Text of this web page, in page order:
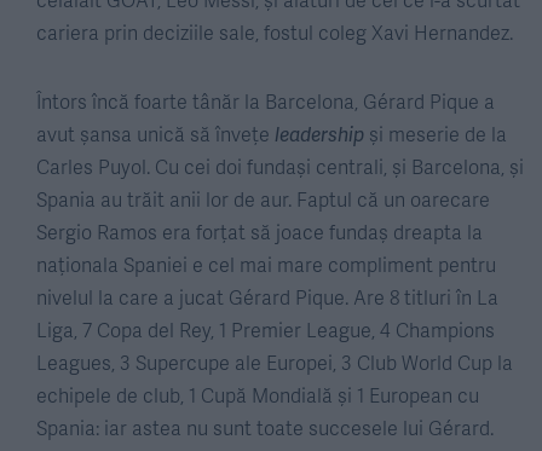
cariera prin deciziile sale, fostul coleg Xavi Hernandez.
Întors încă foarte tânăr la Barcelona, Gérard Pique a
avut șansa unică să învețe leadership și meserie de la
Carles Puyol. Cu cei doi fundași centrali, și Barcelona, și
Spania au trăit anii lor de aur. Faptul că un oarecare
Sergio Ramos era forțat să joace fundaș dreapta la
naționala Spaniei e cel mai mare compliment pentru
nivelul la care a jucat Gérard Pique. Are 8 titluri în La
Liga, 7 Copa del Rey, 1 Premier League, 4 Champions
Leagues, 3 Supercupe ale Europei, 3 Club World Cup la
echipele de club, 1 Cupă Mondială și 1 European cu
Spania: iar astea nu sunt toate succesele lui Gérard.